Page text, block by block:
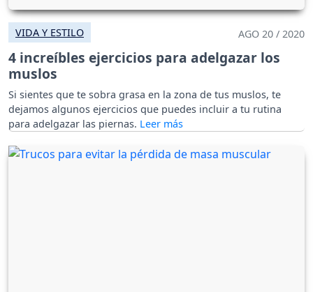
VIDA Y ESTILO AGO 20 / 2020
4 increíbles ejercicios para adelgazar los
muslos
Si sientes que te sobra grasa en la zona de tus muslos, te
dejamos algunos ejercicios que puedes incluir a tu rutina
para adelgazar las piernas.